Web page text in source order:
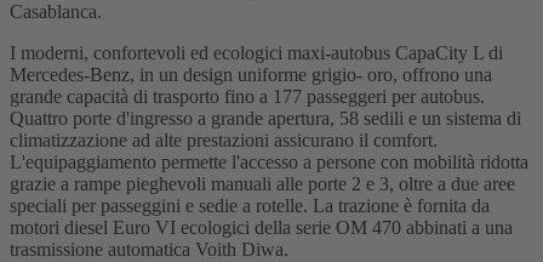
Casablanca.
I moderni, confortevoli ed ecologici maxi-autobus CapaCity L di
Mercedes-Benz, in un design uniforme grigio- oro, offrono una
grande capacità di trasporto fino a 177 passeggeri per autobus.
Quattro porte d'ingresso a grande apertura, 58 sedili e un sistema di
climatizzazione ad alte prestazioni assicurano il comfort.
L'equipaggiamento permette l'accesso a persone con mobilità ridotta
grazie a rampe pieghevoli manuali alle porte 2 e 3, oltre a due aree
speciali per passeggini e sedie a rotelle. La trazione è fornita da
motori diesel Euro VI ecologici della serie OM 470 abbinati a una
trasmissione automatica Voith Diwa.